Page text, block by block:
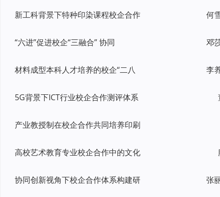
新工科背景下特种印染课程校企合作
“六进”促进校企“三融合” 协同
材料成型本科人才培养的校企“二八
5G背景下ICT行业校企合作测评体系
产业教授制在校企合作共同培养印刷
高校艺术教育专业校企合作中的文化
协同创新视角下校企合作体系构建研